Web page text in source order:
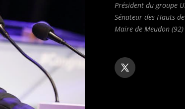
Président du groupe
Sénateur des Hauts-
Maire de Meudon